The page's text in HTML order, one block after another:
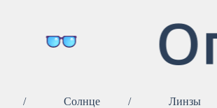
/ Солнце / Линзы